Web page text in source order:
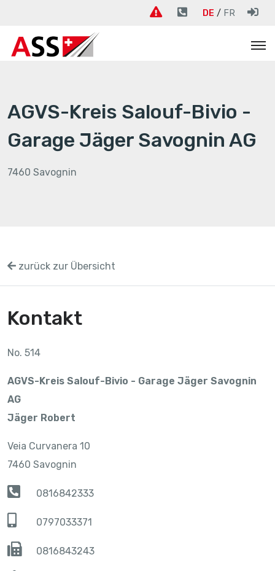
DE FR
AGVS-Kreis Salouf-Bivio -
Garage Jäger Savognin AG
7460 Savognin
zurück zur Übersicht
Kontakt
No. 514
AGVS-Kreis Salouf-Bivio - Garage Jäger Savognin
AG
Jäger Robert
Veia Curvanera 10
7460 Savognin
0816842333
0797033371
0816843243